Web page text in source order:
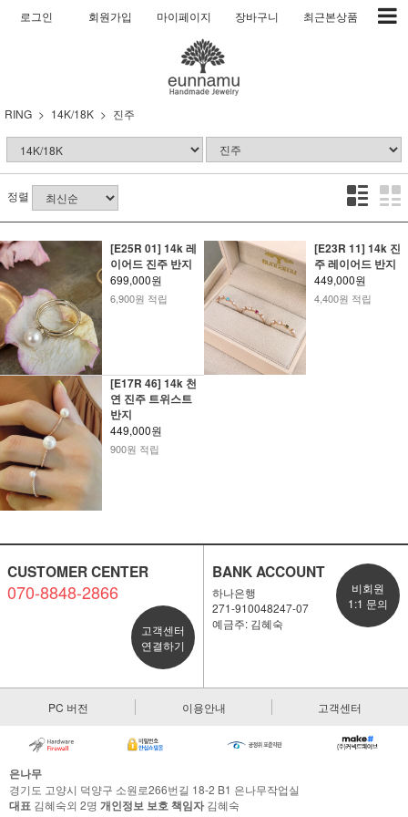
로그인 회원가입 마이페이지 장바구니 최근본상품
RING 14K/18K 진주
정렬
[E25R 01] 14k 레
이어드 진주 반지
699,000원
6,900원 적립
[E23R 11] 14k 진
주 레이어드 반지
449,000원
4,400원 적립
[E17R 46] 14k 천
연 진주 트위스트
반지
449,000원
900원 적립
CUSTOMER CENTER
070-8848-2866
고객센터
연결하기
BANK ACCOUNT
하나은행
271-910048247-07
예금주: 김혜숙
비회원
1:1 문의
PC 버전 이용안내 고객센터
은나무
경기도 고양시 덕양구 소원로266번길 18-2 B1 은나무작업실
대표 김혜숙외 2명 개인정보 보호 책임자김혜숙